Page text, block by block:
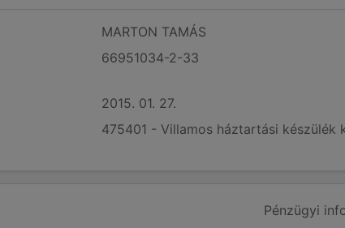
MARTON TAMÁS
66951034-2-33
2015. 01. 27.
475401 - Villamos háztartási készülék
Pénzügyi